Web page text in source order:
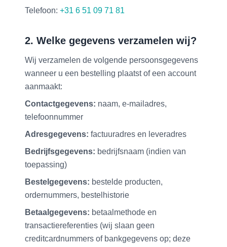
Telefoon: +31 6 51 09 71 81
2. Welke gegevens verzamelen wij?
Wij verzamelen de volgende persoonsgegevens
wanneer u een bestelling plaatst of een account
aanmaakt:
Contactgegevens: naam, e-mailadres,
telefoonnummer
Adresgegevens: factuuradres en leveradres
Bedrijfsgegevens: bedrijfsnaam (indien van
toepassing)
Bestelgegevens: bestelde producten,
ordernummers, bestelhistorie
Betaalgegevens: betaalmethode en
transactiereferenties (wij slaan geen
creditcardnummers of bankgegevens op; deze